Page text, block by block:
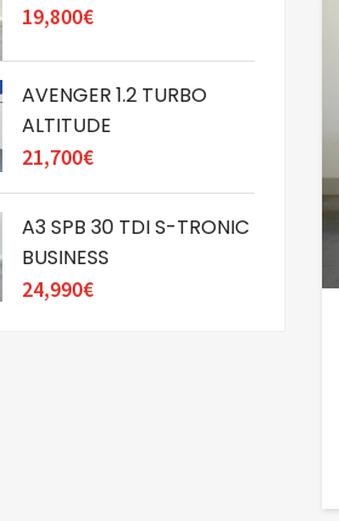
19,800€
AVENGER 1.2 TURBO
ALTITUDE
21,700€
A3 SPB 30 TDI S-TRONIC
BUSINESS
24,990€